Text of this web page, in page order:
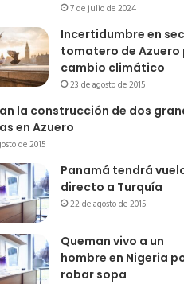
7 de julio de 2024
Incertidumbre en
tomatero de Azuero
cambio climático
23 de agosto de 2015
la construcción de dos
en Azuero
de 2015
Panamá tendrá
directo a Turquía
22 de agosto de 2015
Queman vivo a un
hombre en Nigeria
robar sopa